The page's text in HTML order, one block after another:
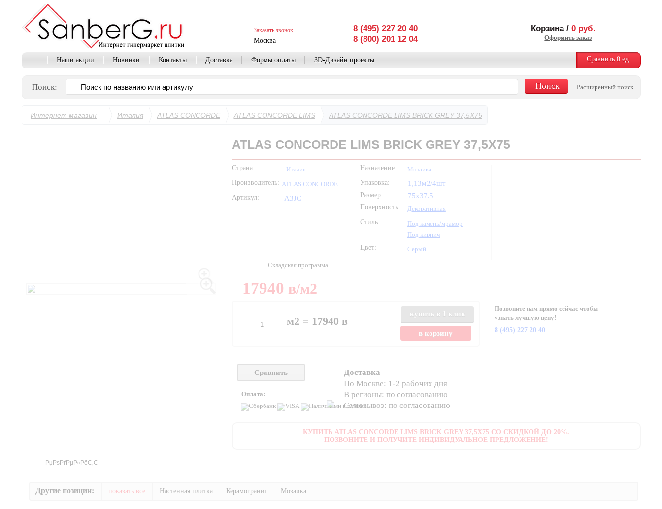
Заказать звонок
Москва
8 (495) 227 20 40
8 (800) 201 12 04
Корзина /0 руб.
Оформить заказ
Наши акции Новинки Контакты Доставка Формы оплаты 3D-Дизайн проекты Сравнить 0ед.
Поиск: Расширенный поиск
Интернет магазин Италия ATLAS CONCORDE ATLAS CONCORDE LIMS ATLAS CONCORDE LIMS BRICK GREY 37,5X75
ATLAS CONCORDE LIMS BRICK GREY 37,5X75
Страна:
Италия
Производитель: ATLAS CONCORDE
Артикул:
A3JC
Назначение:
Мозаика
Упаковка:
1,13м2/4шт
Размер: 75x37.5
Поверхность:
Декоративная
Стиль:
Под камень/мрамор
Под кирпич
Цвет:
Серый
Складская программа
17940 в/м2
м2 = 17940 в
купить в 1 клик
в корзину
Позвоните нам прямо сейчас чтобы
узнать лучшую цену!
8 (495) 227 20 40
Сравнить
Оплата:
Доставка
По Москве: 1-2 рабочих дня
В регионы: по согласованию
Самовывоз: по согласованию
КУПИТЬ ATLAS CONCORDE LIMS BRICK GREY 37,5X75 СО СКИДКОЙ ДО 20%.
ПОЗВОНИТЕ И ПОЛУЧИТЕ ИНДИВИДУАЛЬНОЕ ПРЕДЛОЖЕНИЕ!
Другие позиции: показать все Настенная плитка Керамогранит Мозаика